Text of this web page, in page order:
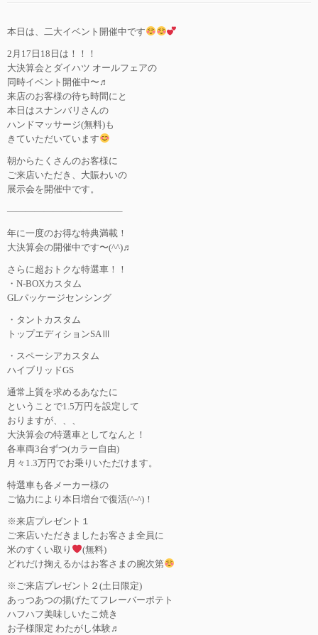
本日は、二大イベント開催中です
2月17日18日は！！！
大決算会とダイハツ オールフェアの
同時イベント開催中〜♬
来店のお客様の待ち時間にと
本日はスナンバリさんの
ハンドマッサージ(無料)も
きていただいています
朝からたくさんのお客様に
ご来店いただき、大賑わいの
展示会を開催中です。
————————————–
年に一度のお得な特典満載！
大決算会の開催中です〜(^^)♬
さらに超おトクな特選車！！
・N-BOXカスタム
GLパッケージセンシング
・タントカスタム
トップエディションSAⅢ
・スペーシアカスタム
ハイブリッドGS
通常上質を求めるあなたに
ということで1.5万円を設定して
おりますが、、、
大決算会の特選車としてなんと！
各車両3台ずつ(カラー自由)
月々1.3万円でお乗りいただけます。
特選車も各メーカー様の
ご協力により本日増台で復活(^-^)！
※来店プレゼント１
ご来店いただきましたお客さま全員に
米のすくい取り
(無料)
どれだけ掬えるかはお客さまの腕次第
※ご来店プレゼント２(土日限定)
あっつあつの揚げたてフレーバーポテト
ハフハフ美味しいたこ焼き
お子様限定 わたがし体験♬